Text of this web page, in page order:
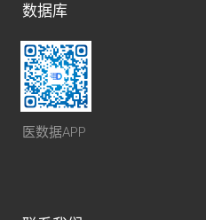
数据库
医数据APP